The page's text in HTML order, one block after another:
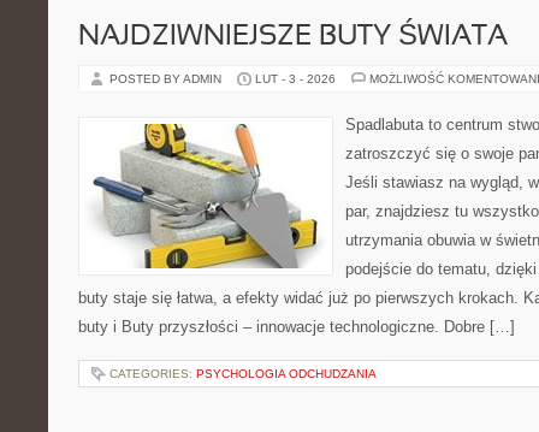
NAJDZIWNIEJSZE BUTY ŚWIATA
POSTED BY ADMIN LUT - 3 - 2026 MOŻLIWOŚĆ
Spadlabuta to centrum
zatroszczyć się o swoje
Jeśli stawiasz na wygląd,
par, znajdziesz tu
utrzymania obuwia w
podejście do tematu,
buty staje się łatwa, a efekty widać już po pierwszych krokach.
buty i Buty przyszłości – innowacje technologiczne. Dobre […]
CATEGORIES: PSYCHOLOGIA ODCHUDZANIA